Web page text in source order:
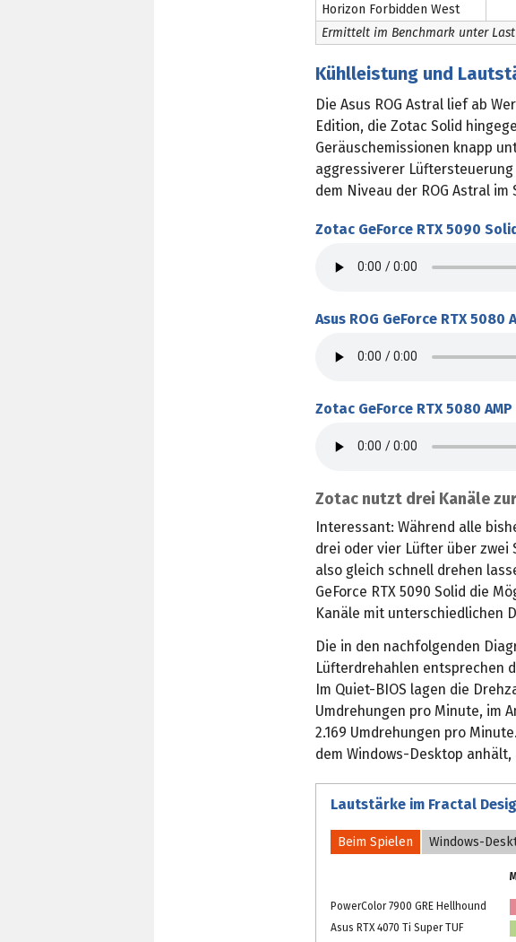
Horizon Forbidden West
Ermittelt im Benchmark unter Last
Kühlleistung und
Die Asus ROG Astral lief ab
Edition, die Zotac Solid
Geräuschemissionen knapp
aggressiverer
dem Niveau der ROG Astral im
Zotac GeForce RTX 5090
Asus ROG GeForce RTX
Zotac GeForce RTX 5080
Zotac nutzt drei Kanäle
Interessant: Während alle
drei oder vier Lüfter über zwei
also gleich schnell drehen
GeForce RTX 5090 Solid die
Kanäle mit unterschiedlichen
Die in den nachfolgenden
Lüfterdrehahlen entsprechen
Im Quiet-BIOS lagen die
Umdrehungen pro Minute, im
2.169 Umdrehungen pro
dem Windows-Desktop
Lautstärke im Fractal
Beim Spielen Windows-
PowerColor 7900 GRE Hellhound
Asus RTX 4070 Ti Super TUF